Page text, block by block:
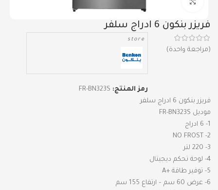
فريزر بنكون 6 ادراج سلفر
(مراجعة واحدة)
store
رمز المنتج: FR-BN323S
فريزر بنكون 6 ادراج سلفر
موديل FR-BN323S
1- 6 ادراج
2- NO FROST
3- 220 لتر
4- لوحة تحكم ديجيتال
5- توفير طاقة +A
6- عرض 60 سم – ارتفاع 155 سم